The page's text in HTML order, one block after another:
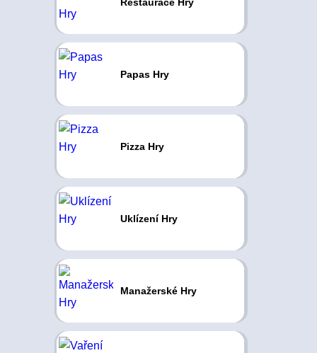
Papas Hry
Pizza Hry
Uklízení Hry
Manažerské Hry